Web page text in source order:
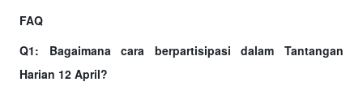
FAQ
Q1: Bagaimana cara berpartisipasi dalam Tantangan
Harian 12 April?